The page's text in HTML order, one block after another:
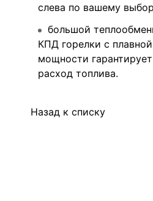
слева по вашему
большой
КПД горелки с
мощности
расход топлива.
Назад к списку